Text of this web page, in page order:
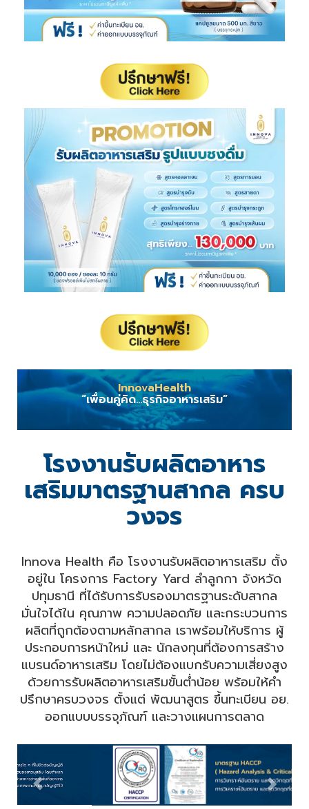
InnovaHealth
“เพื่อนคู่คิด...ธุรกิจอาหารเสริม”
โรงงานรับผลิตอาหาร
เสริมมาตรฐานสากล ครบ
วงจร
Innova Health คือ โรงงานรับผลิตอาหารเสริม ตั้ง
อยู่ใน โครงการ Factory Yard ลำลูกกา จังหวัด
ปทุมธานี ที่ได้รับการรับรองมาตรฐานระดับสากล
มั่นใจได้ใน คุณภาพ ความปลอดภัย และกระบวนการ
ผลิตที่ถูกต้องตามหลักสากล เราพร้อมให้บริการ ผู้
ประกอบการหน้าใหม่ และ นักลงทุนที่ต้องการสร้าง
แบรนด์อาหารเสริม โดยไม่ต้องแบกรับความเสี่ยงสูง
ด้วยการรับผลิตอาหารเสริมขั้นต่ำน้อย พร้อมให้คำ
ปรึกษาครบวงจร ตั้งแต่ พัฒนาสูตร ขึ้นทะเบียน อย.
ออกแบบบรรจุภัณฑ์ และวางแผนการตลาด